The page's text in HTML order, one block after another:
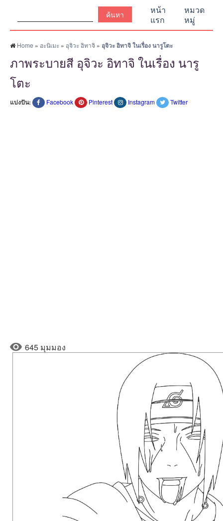
หน้า
แรก
หมวด
หมู่
Home » อะนิเมะ » อุจิวะ อิทาจิ » อุจิวะ อิทาจิ ในเรื่อง นารูโตะ
ภาพระบายสี อุจิวะ อิทาจิ ในเรื่อง นารู
โตะ
แบ่งปัน: Facebook Pinterest Instagram Twitter
645 มุมมอง